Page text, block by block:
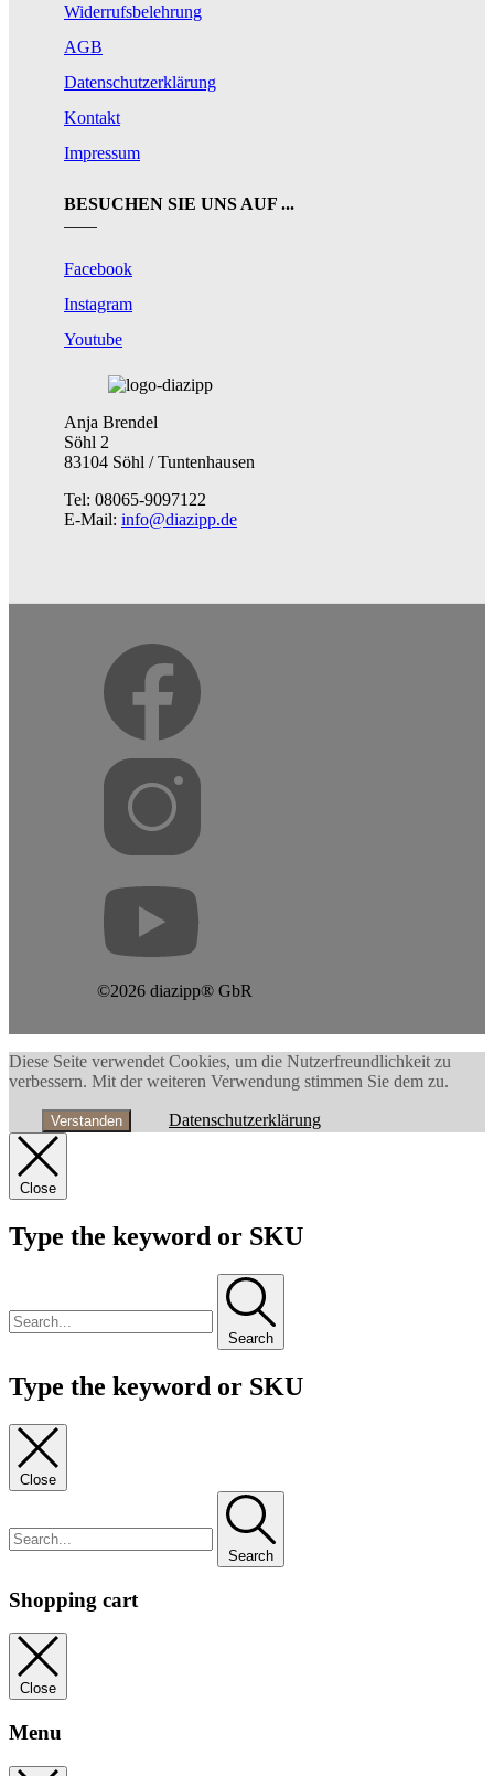
Widerrufsbelehrung
AGB
Datenschutzerklärung
Kontakt
Impressum
BESUCHEN SIE UNS AUF ...
Facebook
Instagram
Youtube
Anja Brendel
Söhl 2
83104 Söhl / Tuntenhausen
Tel: 08065-9097122
E-Mail: info@diazipp.de
©2026 diazipp® GbR
Diese Seite verwendet Cookies, um die Nutzerfreundlichkeit zu
verbessern. Mit der weiteren Verwendung stimmen Sie dem zu.
Verstanden Datenschutzerklärung
Close
Type the keyword or SKU
Search
Type the keyword or SKU
Close
Search
Shopping cart
Close
Menu